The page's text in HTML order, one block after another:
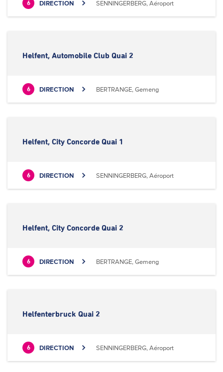
6 DIRECTION SENNINGERBERG, Aéroport
Helfent, Automobile Club Quai 2
6 DIRECTION BERTRANGE, Gemeng
Helfent, City Concorde Quai 1
6 DIRECTION SENNINGERBERG, Aéroport
Helfent, City Concorde Quai 2
6 DIRECTION BERTRANGE, Gemeng
Helfenterbruck Quai 2
6 DIRECTION SENNINGERBERG, Aéroport